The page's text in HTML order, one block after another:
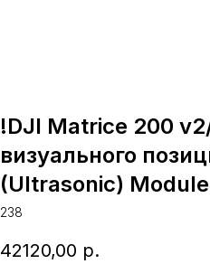
!DJI Matrice 200
визуального
(Ultrasonic) Module
238
42120,00 р.